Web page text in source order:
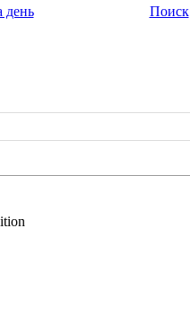
день Поиск